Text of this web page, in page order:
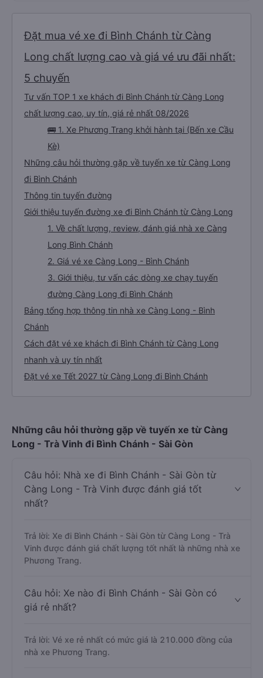
Đặt mua vé xe đi Bình Chánh từ Càng
Long chất lượng cao và giá vé ưu đãi nhất:
5 chuyến
Tư vấn TOP 1 xe khách đi Bình Chánh từ Càng Long
chất lượng cao, uy tín, giá rẻ nhất 08/2026
🚌 1. Xe Phương Trang khởi hành tại (Bến xe Cầu
Kè)
Những câu hỏi thường gặp về tuyến xe từ Càng Long
đi Bình Chánh
Thông tin tuyến đường
Giới thiệu tuyến đường xe đi Bình Chánh từ Càng Long
1. Về chất lượng, review, đánh giá nhà xe Càng
Long Bình Chánh
2. Giá vé xe Càng Long - Bình Chánh
3. Giới thiệu, tư vấn các dòng xe chạy tuyến
đường Càng Long đi Bình Chánh
Bảng tổng hợp thông tin nhà xe Càng Long - Bình
Chánh
Cách đặt vé xe khách đi Bình Chánh từ Càng Long
nhanh và uy tín nhất
Đặt vé xe Tết 2027 từ Càng Long đi Bình Chánh
Những câu hỏi thường gặp về tuyến xe từ Càng
Long - Trà Vinh đi Bình Chánh - Sài Gòn
Câu hỏi: Nhà xe đi Bình Chánh - Sài Gòn từ
Càng Long - Trà Vinh được đánh giá tốt
nhất?
Trả lời: Xe đi Bình Chánh - Sài Gòn từ Càng Long - Trà
Vinh được đánh giá chất lượng tốt nhất là những nhà xe
Phương Trang.
Câu hỏi: Xe nào đi Bình Chánh - Sài Gòn có
giá rẻ nhất?
Trả lời: Vé xe rẻ nhất có mức giá là 210.000 đồng của
nhà xe Phương Trang.